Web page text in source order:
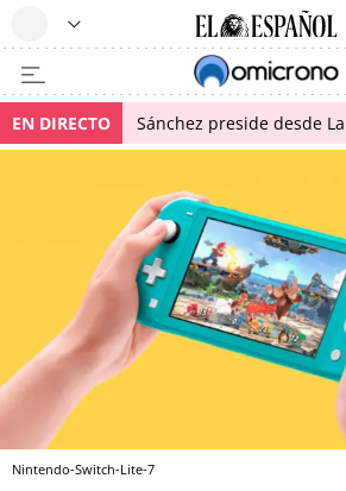
EN DIRECTO Sánchez preside desde
Nintendo-Switch-Lite-7